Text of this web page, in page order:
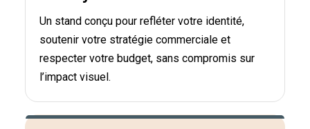
Un stand conçu pour refléter votre identité,
soutenir votre stratégie commerciale et
respecter votre budget, sans compromis sur
l’impact visuel.